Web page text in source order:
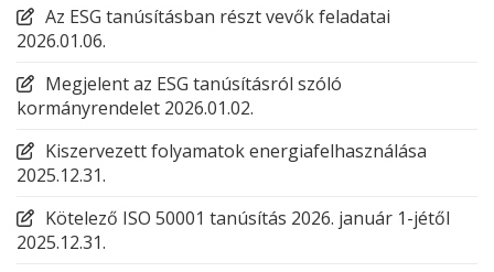
Az ESG tanúsításban részt vevők feladatai
2026.01.06.
Megjelent az ESG tanúsításról szóló
kormányrendelet 2026.01.02.
Kiszervezett folyamatok energiafelhasználása
2025.12.31.
Kötelező ISO 50001 tanúsítás 2026. január 1-jétől
2025.12.31.